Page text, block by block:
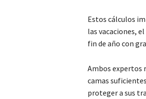
Estos cálculos
las vacaciones,
fin de año con
Ambos expertos
camas
proteger a sus